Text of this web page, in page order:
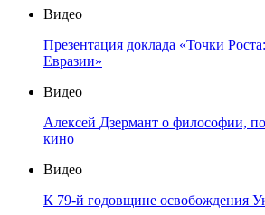
Видео
Презентация доклада «Точки
Евразии»
Видео
Алексей Дзермант о философии,
кино
Видео
К 79-й годовщине освобождения